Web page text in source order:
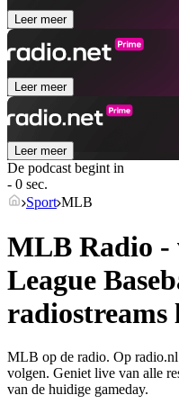
Leer meer
Leer meer
Leer meer
De podcast begint in
- 0 sec.
Sport MLB
MLB Radio -
League
radiostreams
MLB op de radio. Op
volgen. Geniet live van alle
van de huidige gameday.